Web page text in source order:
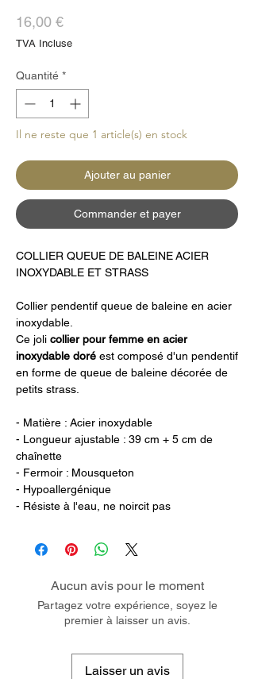
16,00 €Prix
TVA Incluse
Quantité *
Il ne reste que 1 article(s) en stock
Ajouter au panier
Commander et payer
COLLIER QUEUE DE BALEINE ACIER
INOXYDABLE ET STRASS
Collier pendentif queue de baleine en acier
inoxydable.
Ce joli collier pour femme en acier
inoxydable doré est composé d'un pendentif
en forme de queue de baleine décorée de
petits strass
- Matière : Acier inoxydable
- Longueur ajustable : 39 cm + 5 cm de
chaînette
- Fermoir : Mousqueton
- Hypoallergénique
- Résiste à l'eau, ne noircit pas
Aucun avis pour le moment
Partagez votre expérience, soyez le
premier à laisser un avis.
Laisser un avis